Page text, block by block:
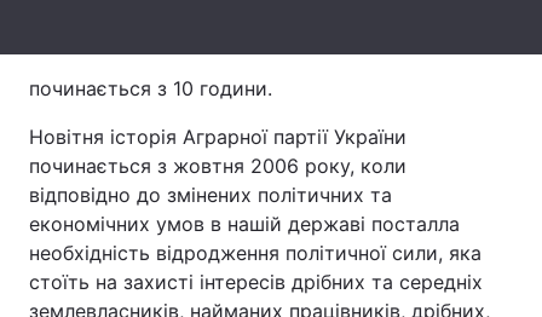
Здоров'я Туризм
Цікавинки Погода
Екологія Регіони
починається з 10 години.
Новітня історія Аграрної партії України
починається з жовтня 2006 року, коли
відповідно до змінених політичних та
економічних умов в нашій державі посталла
необхідність відродження політичної сили, яка
стоїть на захисті інтересів дрібних та середніх
землевласників, найманих працівників, дрібних,